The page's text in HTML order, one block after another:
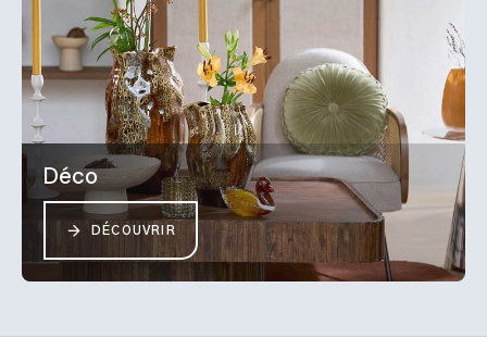
Déco
DÉCOUVRIR